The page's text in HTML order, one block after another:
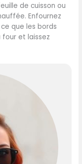
de cuisson ou
Enfournez
que les bords
et laissez